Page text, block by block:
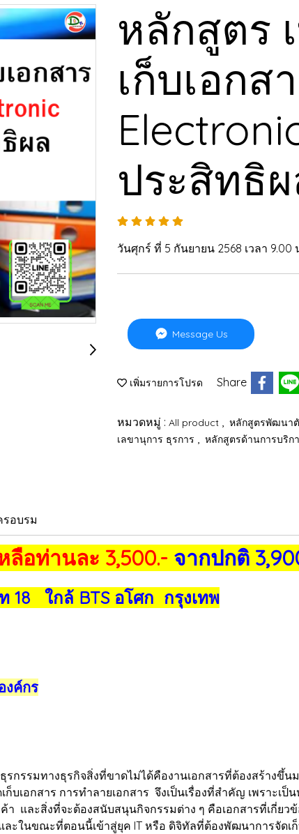
หลักสูตร
เก็บเอกส
ประสิทธิ
วันศุกร์ ที่ 5 กันยายน 2568 เวลา 9.00
Message Us
เพิ่มรายการโปรด Share
หมวดหมู่ : All product หลักสูตรพัฒนาตั
เลขานุการ ธุรการ
หลักสูตรด้านการบริก
อบรม
ลือท่านละ 3,500.- จากปกติ
18 ใกล้ BTS อโศก กรุงเทพ
งค์กร
รมทางธุรกิจสิ่งที่ขาดไม่ได้คืองานเอกสารที่ต้องสร้างขึ้นม
ก็บเอกสาร การทำลายเอกสาร จึงเป็นเรื่องที่สำคัญ เพราะ
และสิ่งที่จะต้องสนับสนุนกิจกรรมต่าง ๆ คือเอกสารที่เกี่ยว
ละในขณะที่ตอนนี้เข้าสู่ยุค IT หรือ ดิจิทัลที่ต้องพัฒนาการจัด